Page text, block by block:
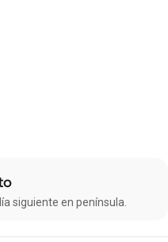
siguiente en península.